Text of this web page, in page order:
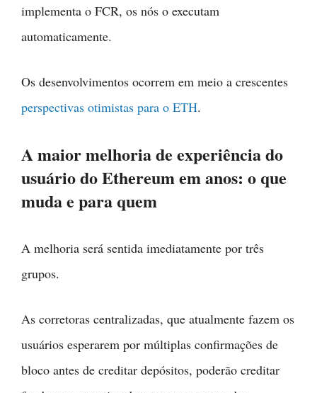
implementa o FCR, os nós o executam
automaticamente.
Os desenvolvimentos ocorrem em meio a crescentes
perspectivas otimistas para o ETH.
A maior melhoria de experiência do
usuário do Ethereum em anos: o que
muda e para quem
A melhoria será sentida imediatamente por três
grupos.
As corretoras centralizadas, que atualmente fazem os
usuários esperarem por múltiplas confirmações de
bloco antes de creditar depósitos, poderão creditar